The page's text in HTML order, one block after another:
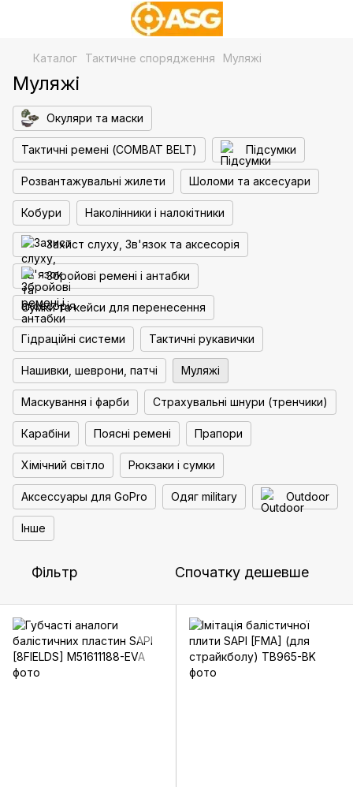
Каталог Тактичне спорядження Муляжі
Муляжі
Окуляри та маски
Тактичні ремені (COMBAT BELT) Підсумки
Розвантажувальні жилети Шоломи та аксесуари
Кобури Наколінники і налокітники
Захист слуху, Зв'язок та аксесорія
Збройові ремені і антабки
Сумки та кейси для перенесення
Гідраційні системи Тактичні рукавички
Нашивки, шеврони, патчі Муляжі
Маскування і фарби Страхувальні шнури (тренчики)
Карабіни Поясні ремені Прапори
Хімічний світло Рюкзаки і сумки
Аксессуары для GoPro Одяг military Outdoor
Інше
Фільтр Спочатку дешевше